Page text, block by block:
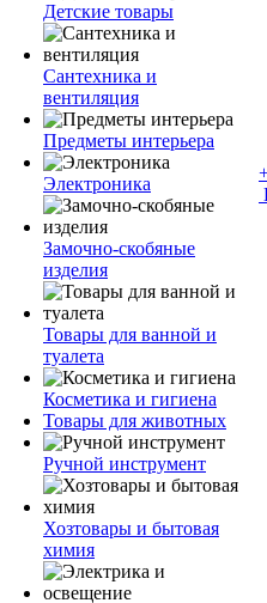
Детские товары
Сантехника и
вентиляция
Предметы интерьера
Электроника
Замочно-скобяные
изделия
Товары для ванной и
туалета
Косметика и гигиена
Товары для животных
Ручной инструмент
Хозтовары и бытовая
химия